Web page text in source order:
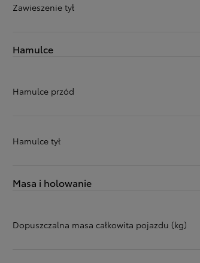
Zawieszenie tył
Hamulce
Hamulce przód
Hamulce tył
Masa i holowanie
Dopuszczalna masa całkowita pojazdu (kg)